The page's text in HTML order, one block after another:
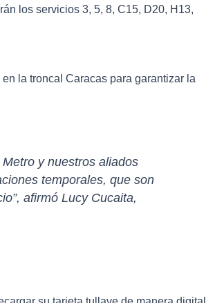
los servicios 3, 5, 8, C15, D20, H13,
la troncal Caracas para garantizar la
y nuestros aliados
temporales, que son
afirmó Lucy Cucaita,